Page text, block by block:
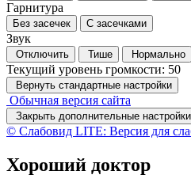
Гарнитура
Без засечек С засечками
Звук
Отключить Тише Нормально
Текущий уровень громкости: 50
Вернуть стандартные настройки
Обычная версия сайта
Закрыть дополнительные настройки
© Слабовид LITE: Версия для
Хороший доктор